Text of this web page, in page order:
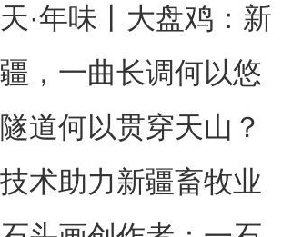
·年味丨大盘鸡：新
餐桌上的年味担当
，一曲长调何以悠
道何以贯穿天山？
术助力新疆畜牧业